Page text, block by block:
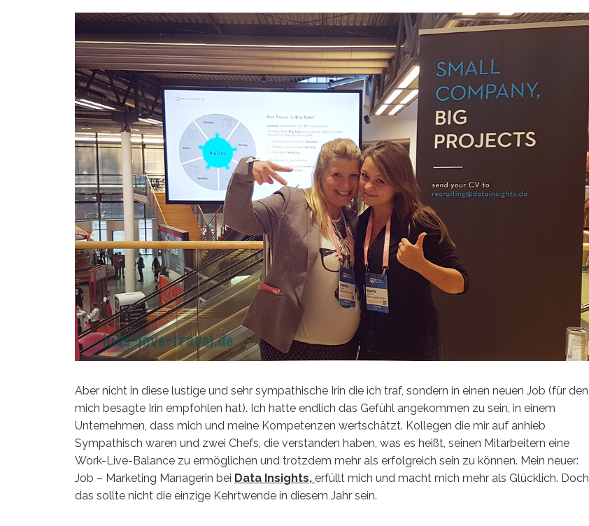
Aber nicht in diese lustige und sehr sympathische Irin die ich traf, sondern in einen neuen Job (für den
mich besagte Irin empfohlen hat). Ich hatte endlich das Gefühl angekommen zu sein, in einem
Unternehmen, dass mich und meine Kompetenzen wertschätzt. Kollegen die mir auf anhieb
Sympathisch waren und zwei Chefs, die verstanden haben, was es heißt, seinen Mitarbeitern eine
Work-Live-Balance zu ermöglichen und trotzdem mehr als erfolgreich sein zu können. Mein neuer:
Job – Marketing Managerin bei Data Insights, erfüllt mich und macht mich mehr als Glücklich. Doch
das sollte nicht die einzige Kehrtwende in diesem Jahr sein.